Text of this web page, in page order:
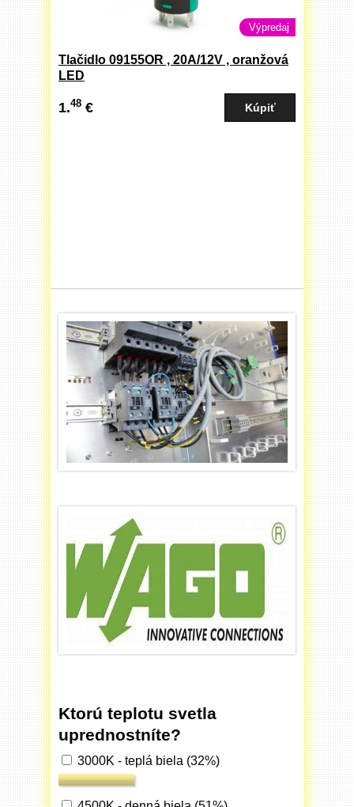
Výpredaj
Tlačidlo 09155OR , 20A/12V , oranžová
LED
1.48 €
Ktorú teplotu svetla
uprednostníte?
3000K - teplá biela (32%)